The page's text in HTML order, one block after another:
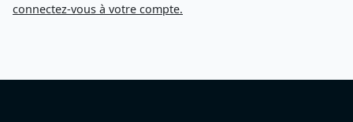
connectez-vous à votre compte.